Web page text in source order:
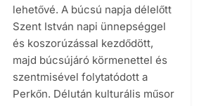
lehetővé. A búcsú napja délelőtt
Szent István napi ünnepséggel
és koszorúzással kezdődött,
majd búcsújáró körmenettel és
szentmisével folytatódott a
Perkőn. Délután kulturális műsor